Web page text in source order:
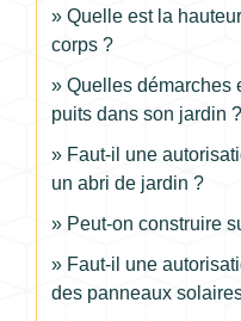
Quelle est la
corps ?
Quelles démarches
puits dans son jardin ?
Faut-il une
un abri de jardin ?
Peut-on construire
Faut-il une
des panneaux